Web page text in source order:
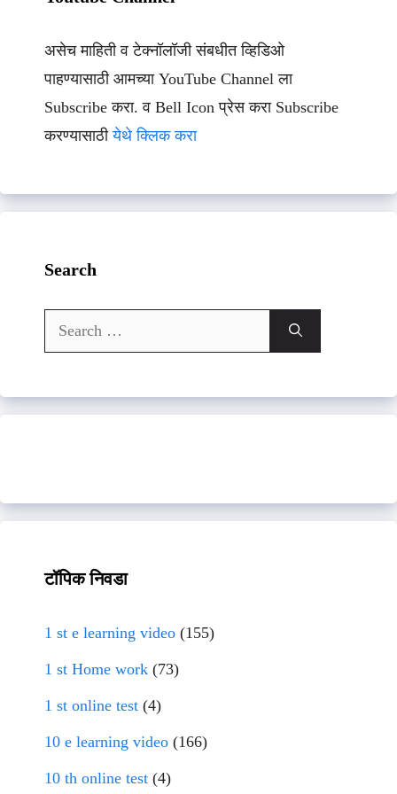
असेच माहिती व टेक्नॉलॉजी संबधीत व्हिडिओ
पाहण्यासाठी आमच्या YouTube Channel ला
Subscribe करा. व Bell Icon प्रेस करा Subscribe
करण्यासाठीयेथे क्लिक करा
Search
Search
for:
टॉपिक निवडा
1 st e learning video (155)
1 st Home work (73)
1 st online test (4)
10 e learning video (166)
10 th online test (4)